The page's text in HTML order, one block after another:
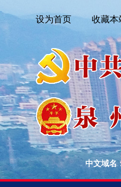
设为首页 收藏本
中文域名